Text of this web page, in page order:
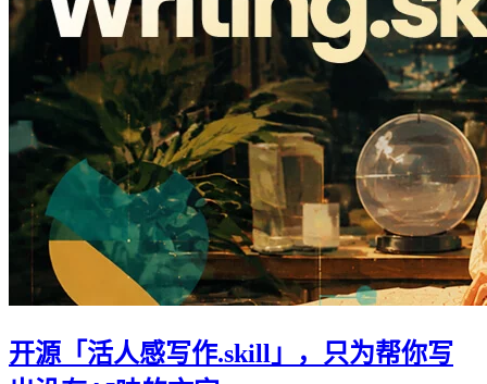
开源「活人感写作.skill」，只为帮你写